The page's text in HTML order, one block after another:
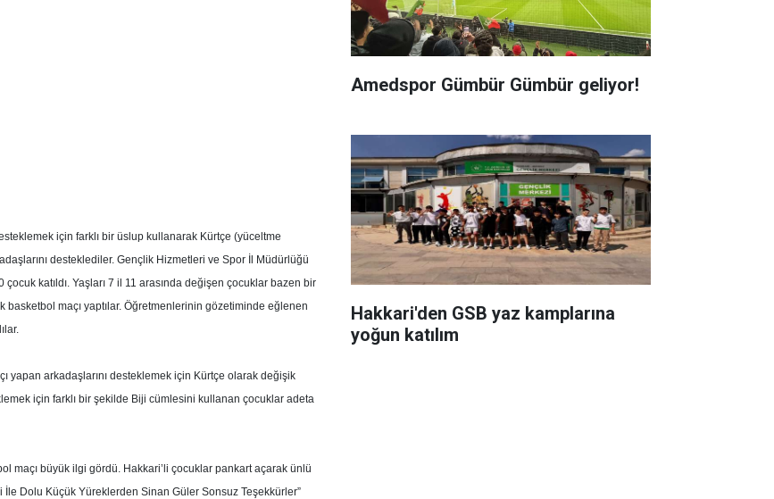
için farklı bir üslup kullanarak Kürtçe (yüceltme
desteklediler. Gençlik Hizmetleri ve Spor İl Müdürlüğü
katıldı. Yaşları 7 il 11 arasında değişen çocuklar bazen bir
basketbol maçı yaptılar. Öğretmenlerinin gözetiminde eğlenen
yapan arkadaşlarını desteklemek için Kürtçe olarak değişik
için farklı bir şekilde Biji cümlesini kullanan çocuklar adeta
maçı büyük ilgi gördü. Hakkari’li çocuklar pankart açarak ünlü
Dolu Küçük Yüreklerden Sinan Güler Sonsuz Teşekkürler”
Amedspor Gümbür Gümbür geliyor!
Hakkari'den GSB yaz kamplarına
yoğun katılım